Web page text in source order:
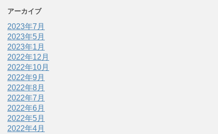
アーカイブ
2023年7月
2023年5月
2023年1月
2022年12月
2022年10月
2022年9月
2022年8月
2022年7月
2022年6月
2022年5月
2022年4月